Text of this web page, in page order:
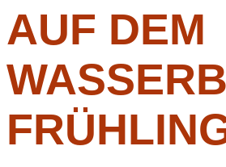
AUF DEM